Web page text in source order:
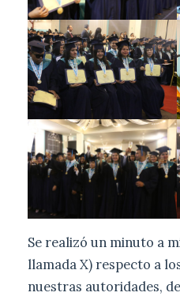
Se realizó un minuto a
llamada X) respecto a
nuestras autoridades,